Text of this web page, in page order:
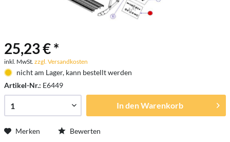
25,23 € *
inkl. MwSt. zzgl. Versandkosten
nicht am Lager, kann bestellt werden
Artikel-Nr.: E6449
In denWarenkorb
Merken Bewerten